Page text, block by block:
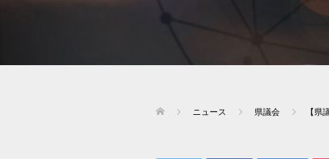
ニュース 県議会 【